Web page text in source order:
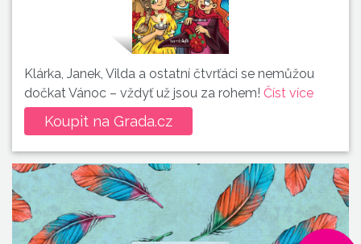
Klárka, Janek, Vilda a ostatní čtvrťáci se nemůžou
dočkat Vánoc – vždyť už jsou za rohem! Číst více
Koupit na Grada.cz